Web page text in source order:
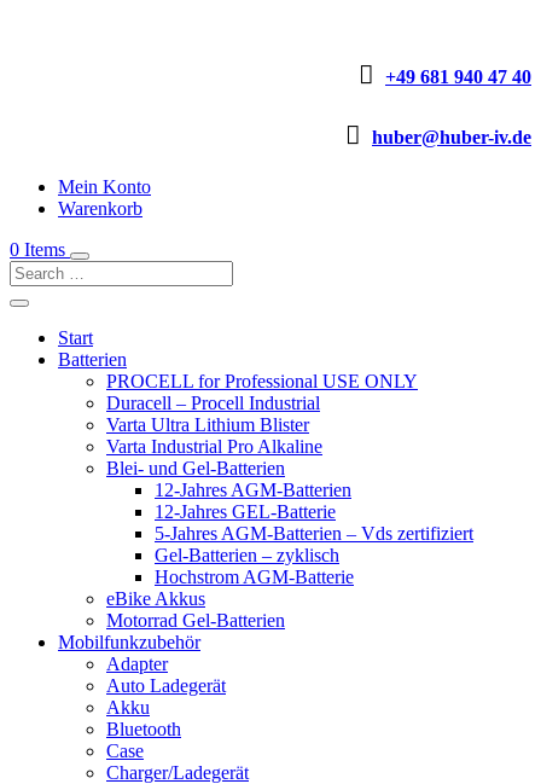
 +49 681 940 47 40
 huber@huber-iv.de
Mein Konto
Warenkorb
0 Items
Start
Batterien
PROCELL for Professional USE ONLY
Duracell – Procell Industrial
Varta Ultra Lithium Blister
Varta Industrial Pro Alkaline
Blei- und Gel-Batterien
12-Jahres AGM-Batterien
12-Jahres GEL-Batterie
5-Jahres AGM-Batterien – Vds zertifiziert
Gel-Batterien – zyklisch
Hochstrom AGM-Batterie
eBike Akkus
Motorrad Gel-Batterien
Mobilfunkzubehör
Adapter
Auto Ladegerät
Akku
Bluetooth
Case
Charger/Ladegerät